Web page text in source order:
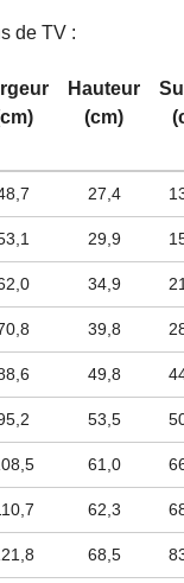
de TV :
Hauteur
(cm)
27,4
29,9
34,9
39,8
49,8
53,5
61,0
62,3
68,5